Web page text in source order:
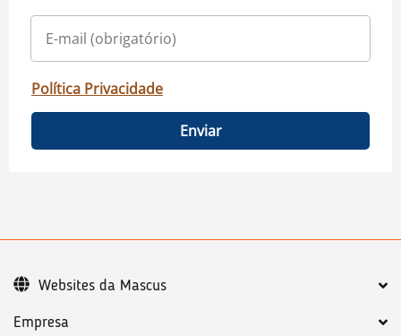
Política Privacidade
Enviar
Empresa
Websites da Mascus